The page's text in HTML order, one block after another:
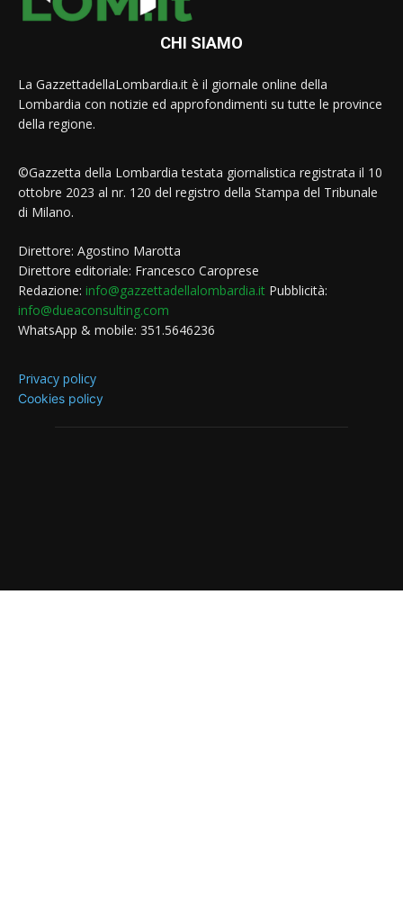
CHI SIAMO
La GazzettadellaLombardia.it è il giornale online della
Lombardia con notizie ed approfondimenti su tutte le province
della regione.
©Gazzetta della Lombardia testata giornalistica registrata il 10
ottobre 2023 al nr. 120 del registro della Stampa del Tribunale
di Milano.
Direttore: Agostino Marotta
Direttore editoriale: Francesco Caroprese
Redazione: info@gazzettadellalombardia.it Pubblicità:
info@dueaconsulting.com
WhatsApp & mobile: 351.5646236
Privacy policy
Cookies policy